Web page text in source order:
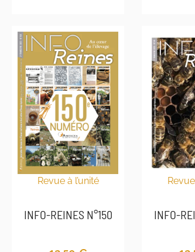
Revue à l’unité
INFO-REINES N°150 INFO-